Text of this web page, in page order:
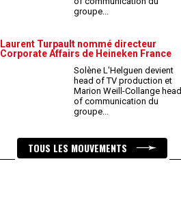
groupe...
Laurent Turpault nommé directeur
Corporate Affairs de Heineken France
Solène L'Helguen devient
head of TV production et
Marion Weill-Collange head
of communication du
groupe...
TOUS LES MOUVEMENTS